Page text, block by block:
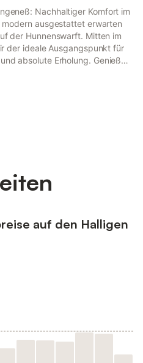
Nachhaltiger Komfort im
ausgestattet erwarten
der Hunnenswarft. Mitten im
der ideale Ausgangspunkt für
absolute Erholung. Genießen
auf der historischen
auf den Halligen